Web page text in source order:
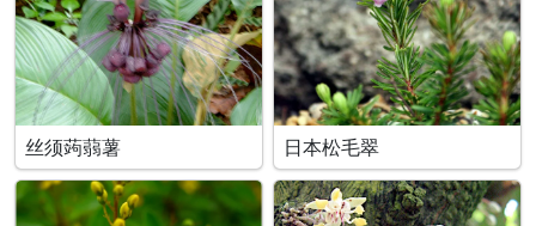
丝须蒟蒻薯 日本松毛翠